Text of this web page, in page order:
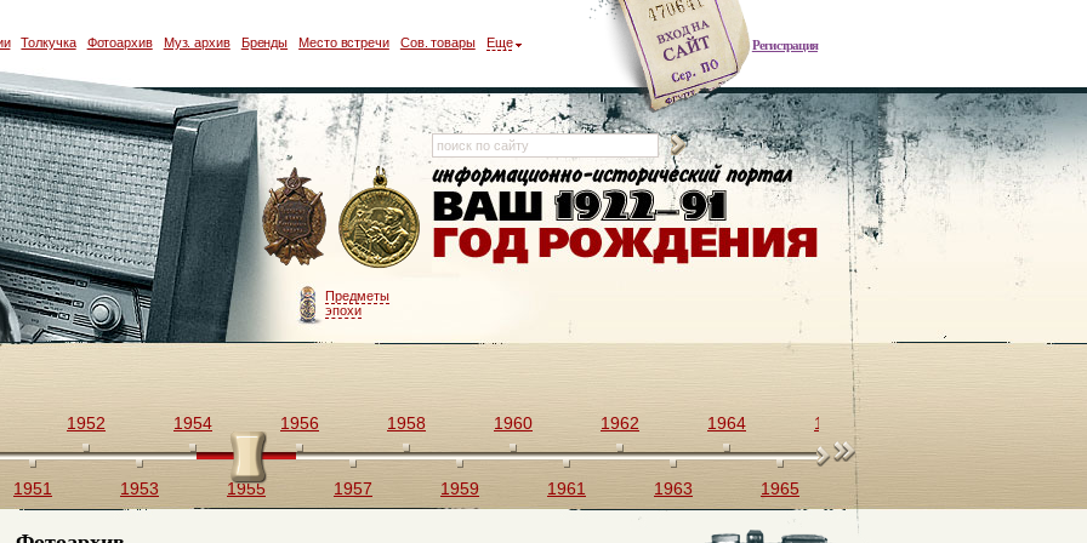
Регистрация
Толкучка Фотоархив Муз. архив Бренды Место встречи Сов. товары Еще
Предметы
эпохи
1951
1952
1953
1954
1955
1956
1957
1958
1959
1960
1961
1962
1963
1964
1965
1966